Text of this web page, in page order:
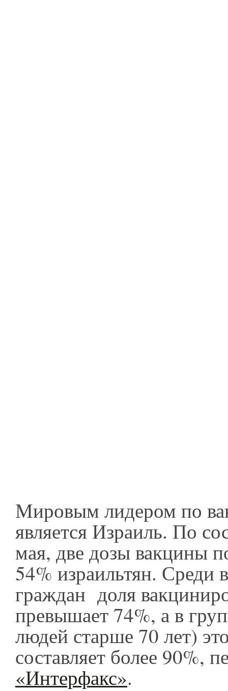
Мировым лидером по
является Израиль. По
мая, две дозы вакцины
54% израильтян. Среди
граждан доля
превышает 74%, а в
людей старше 70 лет)
составляет более 90%,
«Интерфакс».